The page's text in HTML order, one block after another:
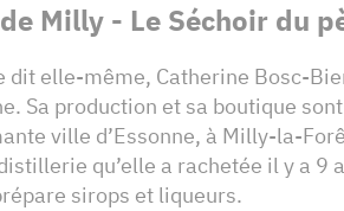
Milly - Le Séchoir du
dit elle-même, Catherine Bosc-
Sa production et sa boutique
ville d’Essonne, à Milly-la-
qu’elle a rachetée il y a 9
sirops et liqueurs.